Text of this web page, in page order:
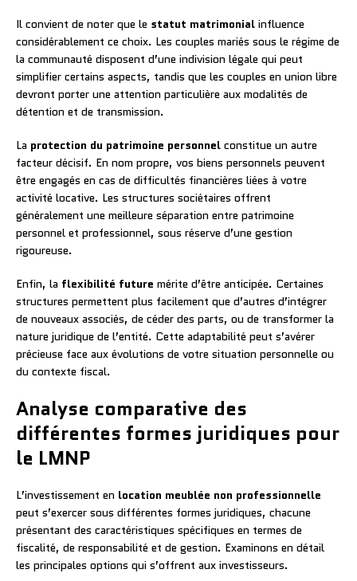
Il convient de noter que le statut matrimonial influence
considérablement ce choix. Les couples mariés sous le régime de
la communauté disposent d’une indivision légale qui peut
simplifier certains aspects, tandis que les couples en union libre
devront porter une attention particulière aux modalités de
détention et de transmission.
La protection du patrimoine personnel constitue un autre
facteur décisif. En nom propre, vos biens personnels peuvent
être engagés en cas de difficultés financières liées à votre
activité locative. Les structures sociétaires offrent
généralement une meilleure séparation entre patrimoine
personnel et professionnel, sous réserve d’une gestion
rigoureuse.
Enfin, la flexibilité future mérite d’être anticipée. Certaines
structures permettent plus facilement que d’autres d’intégrer
de nouveaux associés, de céder des parts, ou de transformer la
nature juridique de l’entité. Cette adaptabilité peut s’avérer
précieuse face aux évolutions de votre situation personnelle ou
du contexte fiscal.
Analyse comparative des
différentes formes juridiques pour
le LMNP
L’investissement en location meublée non professionnelle
peut s’exercer sous différentes formes juridiques, chacune
présentant des caractéristiques spécifiques en termes de
fiscalité, de responsabilité et de gestion. Examinons en détail
les principales options qui s’offrent aux investisseurs.